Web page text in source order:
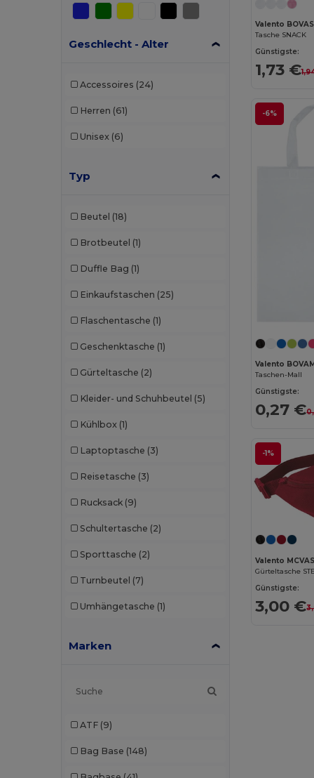
Geschlecht - Alter
Accessoires (24)
Herren (61)
Unisex (6)
Typ
Beutel (18)
Brotbeutel (1)
Duffle Bag (1)
Einkaufstaschen (25)
Flaschentasche (1)
Geschenktasche (1)
Gürteltasche (2)
Kleider- und Schuhbeutel (5)
Kühlbox (1)
Laptoptasche (3)
Reisetasche (3)
Rucksack (9)
Schultertasche (2)
Sporttasche (2)
Turnbeutel (7)
Umhängetasche (1)
Marken
ATF (9)
Bag Base (148)
Valento
Tasche SNACK
Günstigste:
1,73 €
-6%
Valento
Taschen-Mall
Günstigste:
0,27 €
-1%
Valento
Gürteltasche
Günstigste:
3,00 €